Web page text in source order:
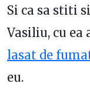
Si ca sa stiti
Vasiliu, cu ea
lasat de
eu.